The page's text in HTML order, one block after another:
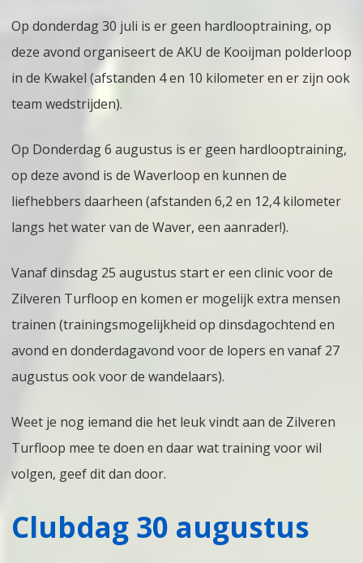
Op donderdag 30 juli is er geen hardlooptraining, op
deze avond organiseert de AKU de Kooijman polderloop
in de Kwakel (afstanden 4 en 10 kilometer en er zijn ook
team wedstrijden).
Op Donderdag 6 augustus is er geen hardlooptraining,
op deze avond is de Waverloop en kunnen de
liefhebbers daarheen (afstanden 6,2 en 12,4 kilometer
langs het water van de Waver, een aanrader!).
Vanaf dinsdag 25 augustus start er een clinic voor de
Zilveren Turfloop en komen er mogelijk extra mensen
trainen (trainingsmogelijkheid op dinsdagochtend en
avond en donderdagavond voor de lopers en vanaf 27
augustus ook voor de wandelaars).
Weet je nog iemand die het leuk vindt aan de Zilveren
Turfloop mee te doen en daar wat training voor wil
volgen, geef dit dan door.
Clubdag 30 augustus